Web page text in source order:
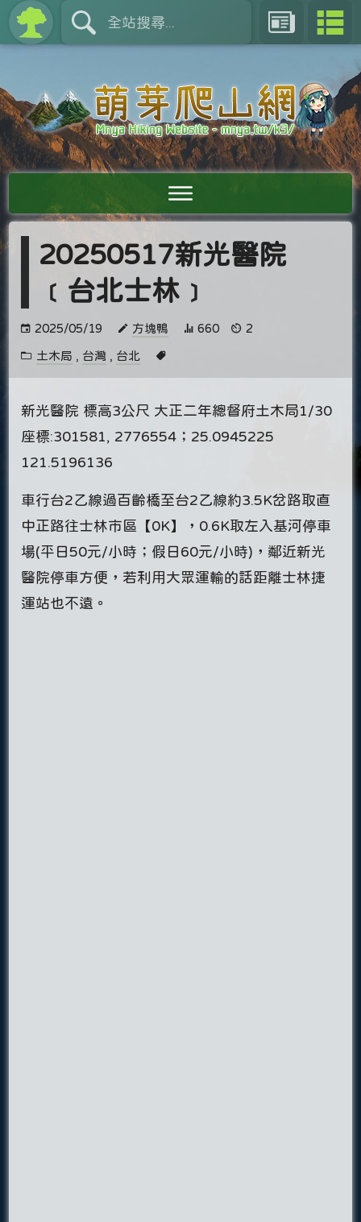
20250517新光醫院
﹝台北士林﹞
2025/05/19 方塊鴨 660 2
土木局 , 台灣 , 台北
新光醫院 標高3公尺 大正二年總督府土木局1/30
座標:301581, 2776554；25.0945225
121.5196136
車行台2乙線過百齡橋至台2乙線約3.5K岔路取直
中正路往士林市區【0K】，0.6K取左入基河停車
場(平日50元/小時；假日60元/小時)，鄰近新光
醫院停車方便，若利用大眾運輸的話距離士林捷
運站也不遠。